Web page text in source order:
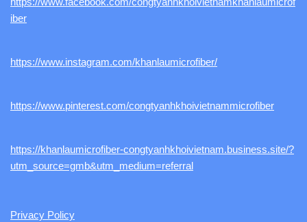
iber
https://www.instagram.com/khanlaumicrofiber/
https://www.pinterest.com/congtyanhkhoivietnammicrofiber
https://khanlaumicrofiber-congtyanhkhoivietnam.business.site/?
utm_source=gmb&utm_medium=referral
Privacy Policy